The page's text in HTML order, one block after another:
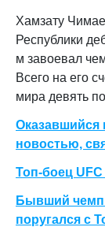
Хамзату
Республики
м завоевал
Всего на его
мира девять
Оказавшийся
новостью,
Топ-боец
Бывший
поругался с